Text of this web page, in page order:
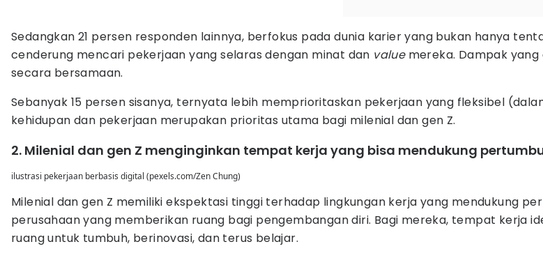
Sedangkan 21 persen responden lainnya, berfokus pada dunia karier yang bukan hanya
cenderung mencari pekerjaan yang selaras dengan minat dan value mereka. Dampak
secara bersamaan.
Sebanyak 15 persen sisanya, ternyata lebih memprioritaskan pekerjaan yang fleksibel
kehidupan dan pekerjaan merupakan prioritas utama bagi milenial dan gen Z.
2. Milenial dan gen Z menginginkan tempat kerja yang bisa mendukung
ilustrasi pekerjaan berbasis digital (pexels.com/Zen Chung)
Milenial dan gen Z memiliki ekspektasi tinggi terhadap lingkungan kerja yang mendukung
perusahaan yang memberikan ruang bagi pengembangan diri. Bagi mereka, tempat kerja
ruang untuk tumbuh, berinovasi, dan terus belajar.